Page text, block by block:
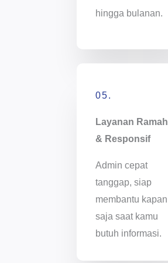
hingga bulanan.
05.
Layanan Ramah
& Responsif
Admin cepat
tanggap, siap
membantu kapan
saja saat kamu
butuh informasi.